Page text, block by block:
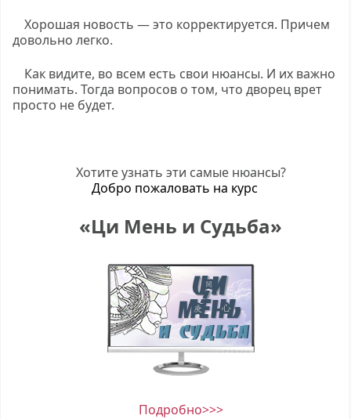
Хорошая новость — это корректируется. Причем
довольно легко.
Как видите, во всем есть свои нюансы. И их важно
понимать. Тогда вопросов о том, что дворец врет
просто не будет.
Хотите узнать эти самые нюансы?
Добро пожаловать на курс
«Ци Мень и Судьба»
Подробно>>>